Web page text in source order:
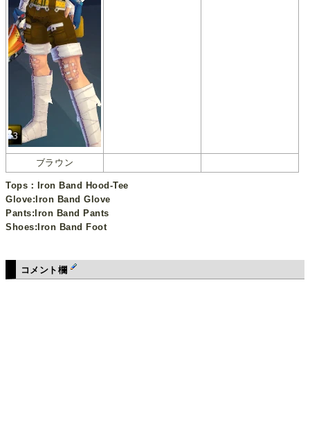
ブラウン
Tops：Iron Band Hood-Tee
Glove:Iron Band Glove
Pants:Iron Band Pants
Shoes:Iron Band Foot
コメント欄